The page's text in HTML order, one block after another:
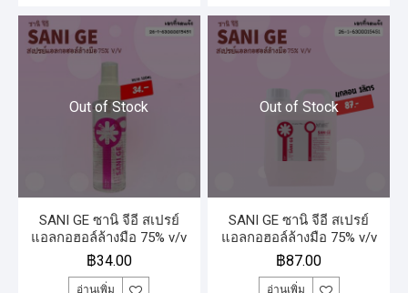
Out of Stock
SANI GE ซานิ จีอี สเปรย์
แอลกอฮอล์ล้างมือ 75% v/v
120 มิลลิลิตร
฿34.00
อ่านเพิ่ม
Out of Stock
SANI GE ซานิ จีอี สเปรย์
แอลกอฮอล์ล้างมือ 75% v/v
แกลลอน 1 ลิตร
฿87.00
อ่านเพิ่ม